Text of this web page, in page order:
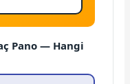
Pano — Hangi